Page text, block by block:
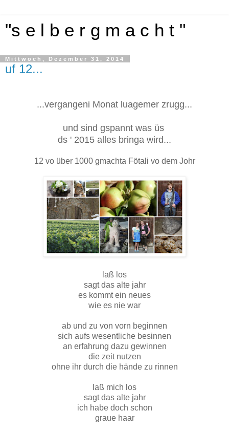
"s e l b e r g m a c h t "
Mittwoch, Dezember 31, 2014
uf 12...
...vergangeni Monat luagemer zrugg...
und sind gspannt was üs
ds ' 2015 alles bringa wird...
12 vo über 1000 gmachta Fötali vo dem Johr
laß los
sagt das alte jahr
es kommt ein neues
wie es nie war
ab und zu von vorn beginnen
sich aufs wesentliche besinnen
an erfahrung dazu gewinnen
die zeit nutzen
ohne ihr durch die hände zu rinnen
laß mich los
sagt das alte jahr
ich habe doch schon
graue haar